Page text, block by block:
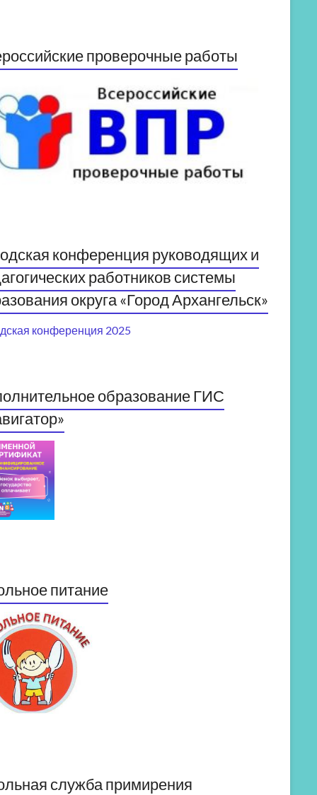
проверочные работы
конференция руководящих и
работников системы
округа «Город Архангельск»
конференция 2025
образование ГИС
питание
служба примирения